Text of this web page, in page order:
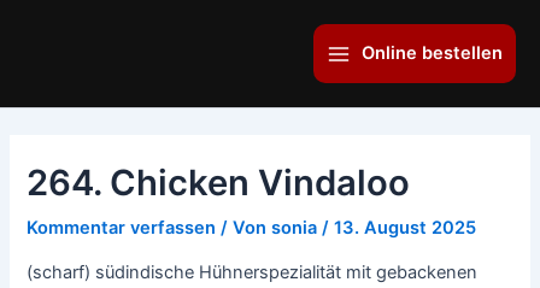
Main
Menu
Online bestellen
264. Chicken Vindaloo
Kommentar verfassen / Vonsonia/13. August 2025
(scharf) südindische Hühnerspezialität mit gebackenen